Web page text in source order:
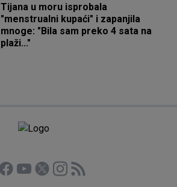
Tijana u moru isprobala
"menstrualni kupaći" i zapanjila
mnoge: "Bila sam preko 4 sata na
plaži..."